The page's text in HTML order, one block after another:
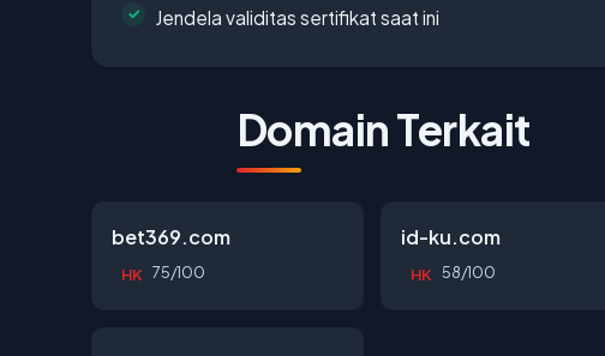
Jendela validitas sertifikat saat ini
Domain Terkait
bet369.com
HK 75/100
id-ku.com
HK 58/100